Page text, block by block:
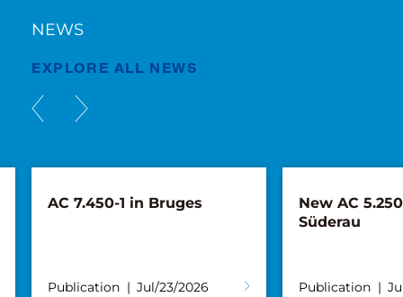
NEWS
EXPLORE ALL NEWS
New AC 5.250L-2 for
Publication Jul/02/2026
Tadano,
Distribution
Publication